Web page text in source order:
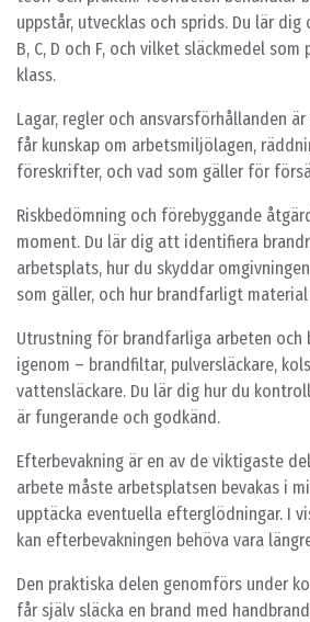
uppstår, utvecklas och sprids. Du lär dig
B, C, D och F, och vilket släckmedel
klass.
Lagar, regler och ansvarsförhållanden
får kunskap om arbetsmiljölagen,
föreskrifter, och vad som gäller för
Riskbedömning och förebyggande
moment. Du lär dig att identifiera
arbetsplats, hur du skyddar
som gäller, och hur brandfarligt
Utrustning för brandfarliga arbeten och
igenom – brandfiltar, pulversläckare,
vattensläckare. Du lär dig hur du
är fungerande och godkänd.
Efterbevakning är en av de viktigaste
arbete måste arbetsplatsen bevakas i
upptäcka eventuella efterglödningar. I
kan efterbevakningen behöva vara
Den praktiska delen genomförs under
får själv släcka en brand med